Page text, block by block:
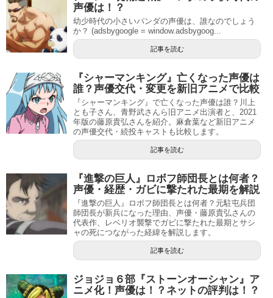
声優は！？
幼少時代の小さいパンダの声優は、誰なのでしょう
か？ (adsbygoogle = window.adsbygoog...
記事を読む
『シャーマンキング』亡くなった声優は
誰？声優交代・変更を新旧アニメで比較
『シャーマンキング』で亡くなった声優は誰？川上
とも子さん、青野武さんら旧アニメ出演者と、2021
年版の藤原貴弘さんを紹介。麻倉葉など新旧アニメ
の声優交代・続投キャストも比較します。
記事を読む
『進撃の巨人』ロボフ師団長とは何者？
声優・経歴・ガビに撃たれた最期を解説
『進撃の巨人』ロボフ師団長とは何者？元駐屯兵団
師団長が新兵になった理由、声優・藤原貴弘さんの
代表作、レベリオ襲撃でガビに撃たれた最期とサシ
ャの死につながった経緯を解説します。
記事を読む
ジョジョ６部『ストーンオーシャン』ア
ニメ化！声優は！？ネットの評判は！？